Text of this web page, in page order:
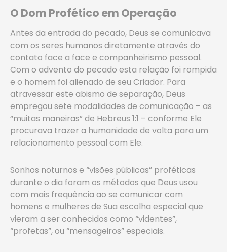
O Dom Profético em Operação
Antes da entrada do pecado, Deus se comunicava
com os seres humanos diretamente através do
contato face a face e companheirismo pessoal.
Com o advento do pecado esta relação foi rompida
e o homem foi alienado de seu Criador. Para
atravessar este abismo de separação, Deus
empregou sete modalidades de comunicação – as
“muitas maneiras” de Hebreus 1:1 – conforme Ele
procurava trazer a humanidade de volta para um
relacionamento pessoal com Ele.
Sonhos noturnos e “visões públicas” proféticas
durante o dia foram os métodos que Deus usou
com mais frequência ao se comunicar com
homens e mulheres de Sua escolha especial que
vieram a ser conhecidos como “videntes”,
“profetas”, ou “mensageiros” especiais.